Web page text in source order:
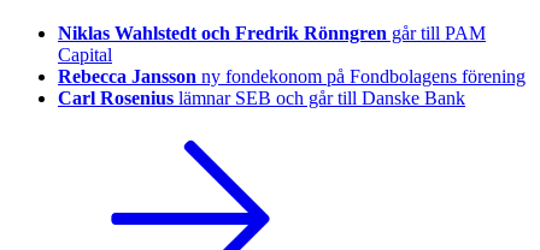
Niklas Wahlstedt och Fredrik Rönngren går till PAM
Capital
Rebecca Jansson ny fondekonom på Fondbolagens förening
Carl Rosenius lämnar SEB och går till Danske Bank